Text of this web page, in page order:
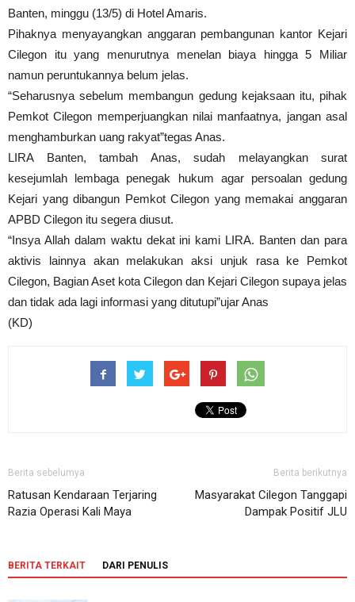
Banten, minggu (13/5) di Hotel Amaris.
Pihaknya menyayangkan anggaran pembangunan kantor Kejari
Cilegon itu yang menurutnya menelan biaya hingga 5 Miliar
namun peruntukannya belum jelas.
“Seharusnya sebelum membangun gedung kejaksaan itu, pihak
Pemkot Cilegon memperjuangkan nilai manfaatnya, jangan asal
menghamburkan uang rakyat”tegas Anas.
LIRA Banten, tambah Anas, sudah melayangkan surat
kesejumlah lembaga penegak hukum agar persoalan gedung
Kejari yang dibangun Pemkot Cilegon yang memakai anggaran
APBD Cilegon itu segera diusut.
“Insya Allah dalam waktu dekat ini kami LIRA. Banten dan para
aktivis lainnya akan melakukan aksi unjuk rasa ke Pemkot
Cilegon, Bagian Aset kota Cilegon dan Kejari Cilegon supaya jelas
dan tidak ada lagi informasi yang ditutupi”ujar Anas
(KD)
Berita sebelumya
Ratusan Kendaraan Terjaring
Razia Operasi Kali Maya
Berita berikutnya
Masyarakat Cilegon Tanggapi
Dampak Positif JLU
BERITA TERKAIT DARI PENULIS